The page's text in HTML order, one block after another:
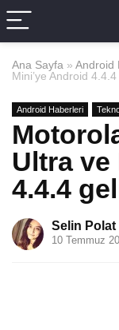
Ana Sayfa » Android
Mini’ye Android
Android Haberleri
Ultra ve
4.4.4
Selin Polat
10 Temmuz